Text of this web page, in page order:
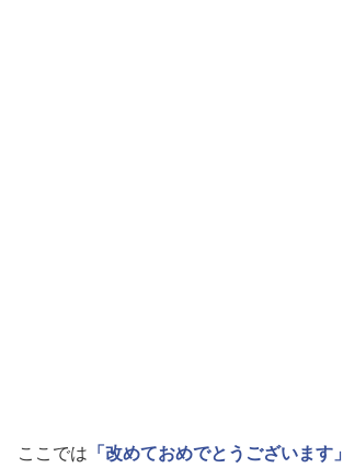
ここでは 「改めておめでとうございます」